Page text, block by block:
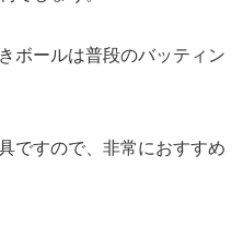
ボールは普段のバッティン
ですので、非常におすすめ